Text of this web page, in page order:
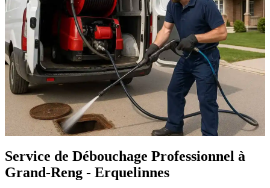
Service de Débouchage Professionnel à
Grand-Reng - Erquelinnes